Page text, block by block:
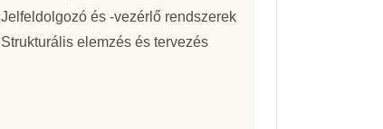
Jelfeldolgozó és -vezérlő rendszerek
Strukturális elemzés és tervezés